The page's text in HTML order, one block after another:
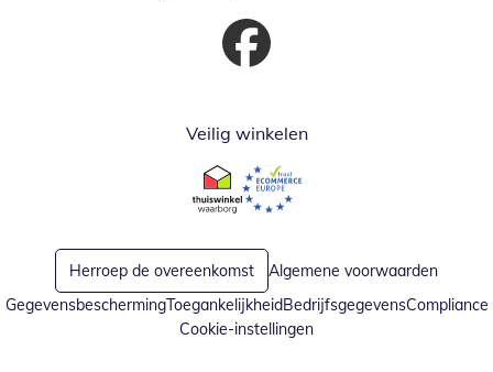
Opent in nieuw venster
Veilig winkelen
Opent in nieuw venster
Opent in nieuw venster
Herroep de overeenkomst
Algemene voorwaarden
GegevensbeschermingToegankelijkheidBedrijfsgegevensCompliance
Cookie-instellingen